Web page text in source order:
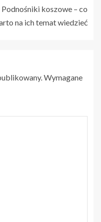
Podnośniki koszowe – co
na ich temat wiedzieć
Wymagane